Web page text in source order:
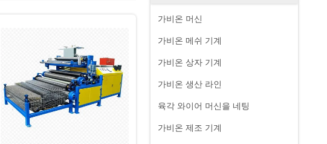
가비온 머신
가비온 메쉬 기계
가비온 상자 기계
가비온 생산 라인
육각 와이어 머신을 네팅
가비온 제조 기계